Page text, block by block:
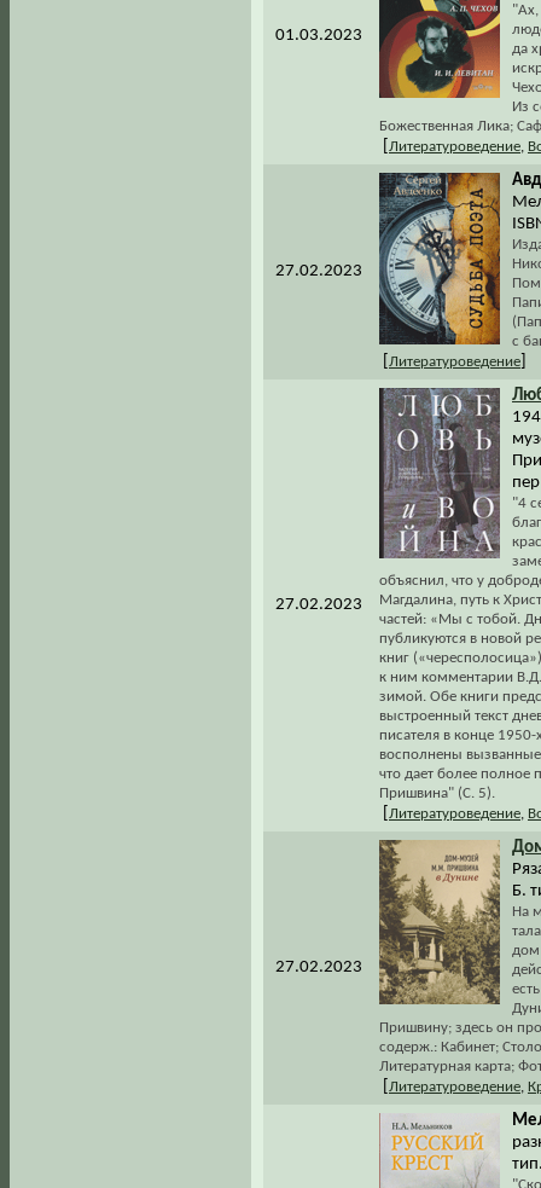
01.03.2023
"Ах,
да
Из
Божественная Лика;
Литературоведение
27.02.2023
с
Литературоведение
27.02.2023
"4
объяснил, что у
Магдалина, путь к
частей: «Мы с тобой.
публикуются в новой
книг
к ним комментарии
зимой. Обе книги
выстроенный текст
писателя в конце
восполнены
что дает более полное
Пришвина" (С. 5).
Литературоведение
27.02.2023
Б.
На
дом
Пришвину; здесь он
содерж.: Кабинет;
Литературная карта;
Литературоведение